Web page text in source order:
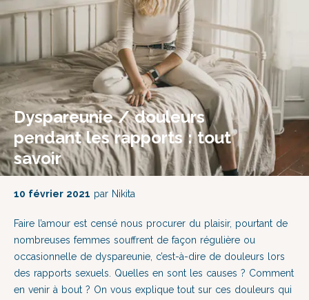
Dyspareunie / douleurs
pendant les rapports : tout
savoir
10 février 2021 par Nikita
Faire l’amour est censé nous procurer du plaisir, pourtant de
nombreuses femmes souffrent de façon régulière ou
occasionnelle de dyspareunie, c’est-à-dire de douleurs lors
des rapports sexuels. Quelles en sont les causes ? Comment
en venir à bout ? On vous explique tout sur ces douleurs qui